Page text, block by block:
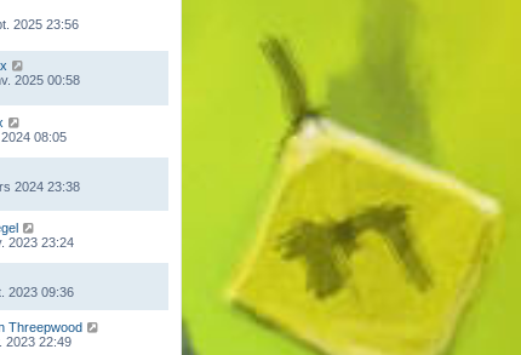
2025 23:56
2025 00:58
08:05
2024 23:38
2023 23:24
2023 09:36
Threepwood
2023 22:49